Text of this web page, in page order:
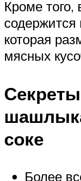
Кроме
содержится
которая
мясных
соке
Более